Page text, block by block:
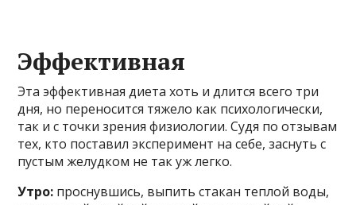
Эффективная
Эта эффективная диета хоть и длится всего три
дня, но переносится тяжело как психологически,
так и с точки зрения физиологии. Судя по отзывам
тех, кто поставил эксперимент на себе, заснуть с
пустым желудком не так уж легко.
Утро: проснувшись, выпить стакан теплой воды,